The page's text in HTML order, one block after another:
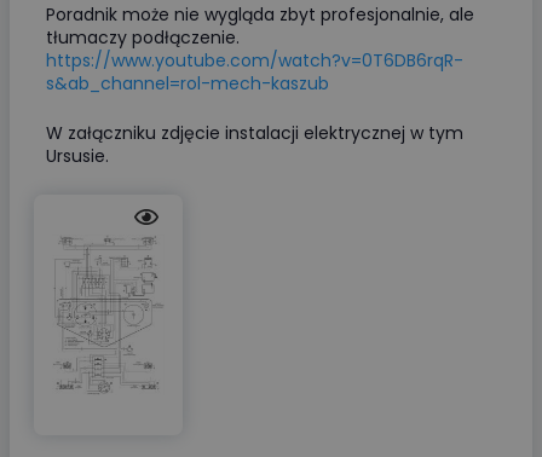
Poradnik może nie wygląda zbyt profesjonalnie, ale
tłumaczy podłączenie.
https://www.youtube.com/watch?v=0T6DB6rqR-
s&ab_channel=rol-mech-kaszub
W załączniku zdjęcie instalacji elektrycznej w tym
Ursusie.